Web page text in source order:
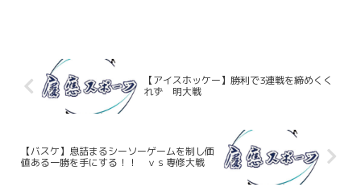
【アイスホッケー】勝利で3連戦を締めくく
れず 明大戦
【バスケ】息詰まるシーソーゲームを制し価
値ある一勝を手にする！！ ｖｓ専修大戦